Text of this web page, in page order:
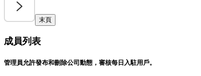
末頁
成員列表
管理員允許發布和刪除公司動態，審核每日入駐用戶。